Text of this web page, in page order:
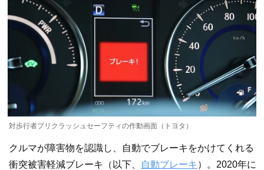
対歩行者プリクラッシュセーフティの作動画面（トヨタ）
クルマが障害物を認識し、自動でブレーキをかけてくれる
衝突被害軽減ブレーキ（以下、
自動ブレーキ ）。2020年に